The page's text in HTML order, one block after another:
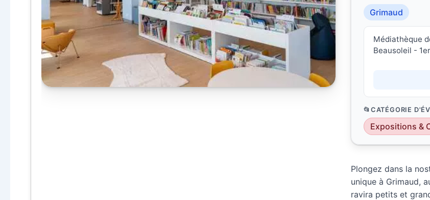
Grimaud
Médiathèque
Beausoleil -
CATÉGORIE
Expositions &
Plongez dans la
unique à Grimaud,
ravira petits et